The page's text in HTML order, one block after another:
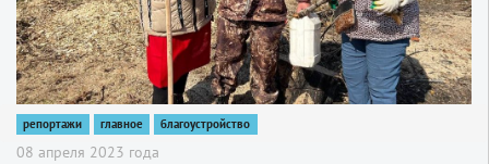
репортажи главное благоустройство
08 апреля 2023 года